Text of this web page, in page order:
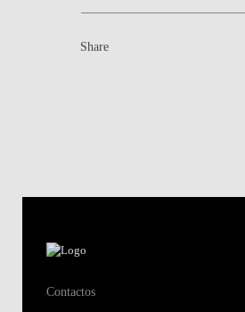
Share
Contactos